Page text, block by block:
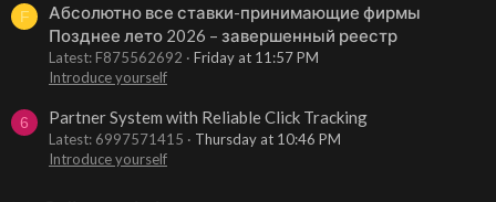
F
Абсолютно все ставки-принимающие фирмы
Позднее лето 2026 – завершенный реестр
Latest: F875562692
Friday at 11:57 PM
Introduce yourself
6 Partner System with Reliable Click Tracking
Latest: 6997571415
Thursday at 10:46 PM
Introduce yourself